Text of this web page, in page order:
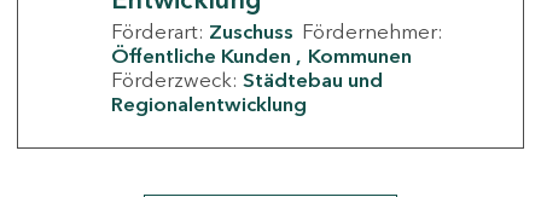
Förderart: Zuschuss Fördernehmer:
Öffentliche Kunden
Kommunen
Förderzweck: Städtebau und
Regionalentwicklung